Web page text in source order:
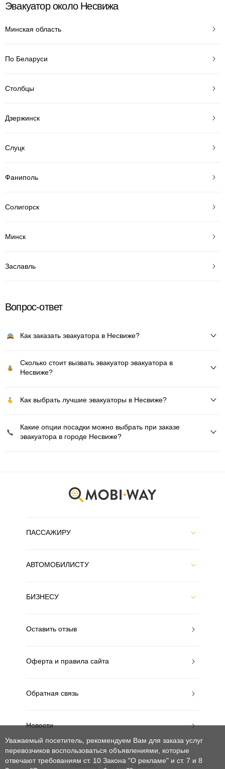
Эвакуатор около Несвижа
Минская область
По Беларуси
Столбцы
Дзержинск
Слуцк
Фаниполь
Солигорск
Минск
Заславль
Вопрос-ответ
Как заказать эвакуатора в Несвиже?
Сколько стоит вызвать эвакуатор эвакуатора в
Несвиже?
Как выбрать лучшие эвакуаторы в Несвиже?
Какие опции посадки можно выбрать при заказе
эвакуатора в городе Несвиже?
ПАССАЖИРУ
АВТОМОБИЛИСТУ
БИЗНЕСУ
Оставить отзыв
Оферта и правила сайта
Обратная связь
Новости
MobiWay в других странах
Уважаемый посетитель, рекомендуем Вам для заказа услуг
перевозчиков воспользоваться объявлениями, которые
отвечают требованиям ст. 10 Закона "О рекламе" и ст. 7 и 8